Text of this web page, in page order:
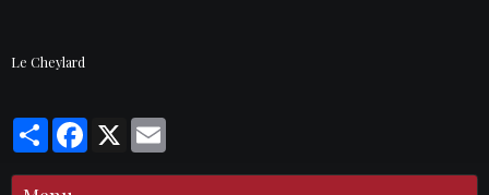
Le Cheylard
PartagerFacebook
X